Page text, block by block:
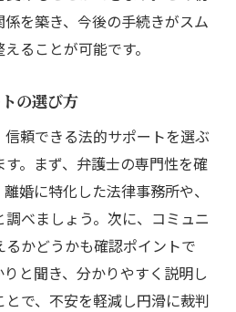
を築き、今後の手続きがスム
ることが可能です。
の選び方
頼できる法的サポートを選ぶ
。まず、弁護士の専門性を確
婚に特化した法律事務所や、
べましょう。次に、コミュニ
かどうかも確認ポイントで
と聞き、分かりやすく説明し
で、不安を軽減し円滑に裁判